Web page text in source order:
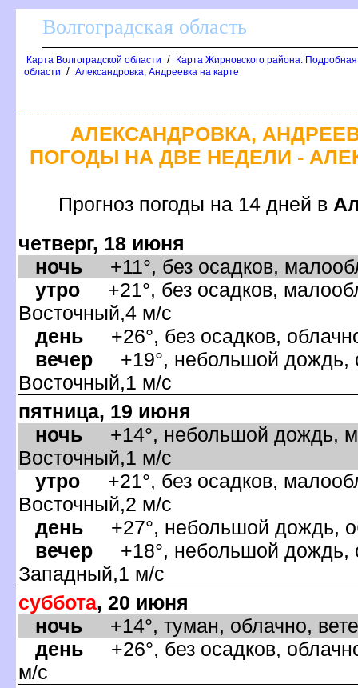
олгоградская область
Карта Волгоградской области /
Карта Жирновского района.
области / Александровка, Андреевка на карте
АЛЕКСАНДРОВКА,
ПОГОДЫ НА ДВЕ НЕДЕЛИ -
Прогноз погоды на 14 дней
четверг, 18 июня
ночь +11°, без осадков,
утро +21°, без осадков,
осточный,4 м/с
день +26°, без осадков,
ечер +19°, небольшой дождь,
осточный,1 м/с
пятница, 19 июня
ночь +14°, небольшой дождь,
осточный,1 м/с
утро +21°, без осадков,
осточный,2 м/с
день +27°, небольшой дождь,
ечер +18°, небольшой дождь,
Западный,1 м/с
суббота, 20 июня
ночь +14°, туман, облачно,
день +26°, без осадков,
м/с